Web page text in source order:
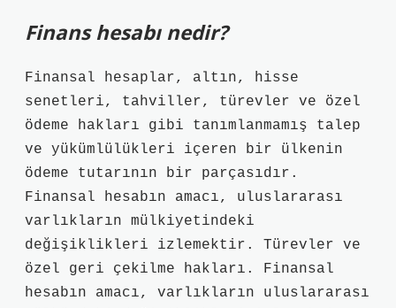
Finans hesabı nedir?
Finansal hesaplar, altın, hisse
senetleri, tahviller, türevler ve özel
ödeme hakları gibi tanımlanmamış talep
ve yükümlülükleri içeren bir ülkenin
ödeme tutarının bir parçasıdır.
Finansal hesabın amacı, uluslararası
varlıkların mülkiyetindeki
değişiklikleri izlemektir. Türevler ve
özel geri çekilme hakları. Finansal
hesabın amacı, varlıkların uluslararası